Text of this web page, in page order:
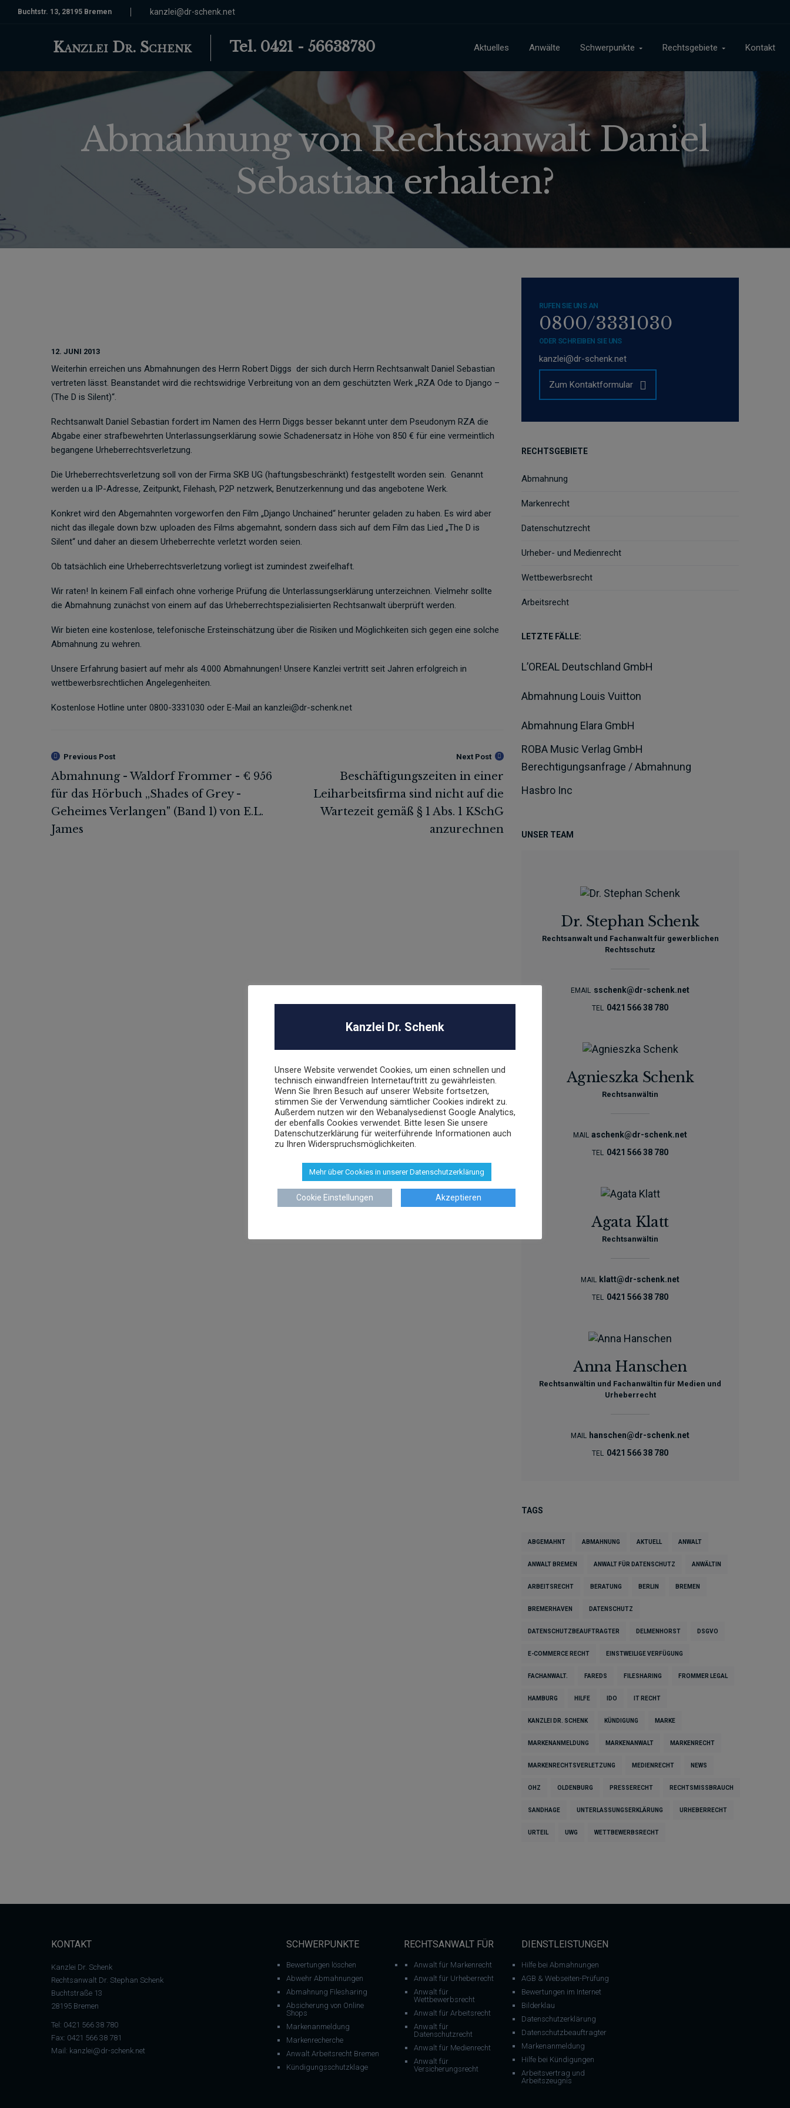
Buchtstr. 13, 28195 Bremen kanzlei@dr-schenk.net
Kanzlei Dr. Schenk Tel. 0421 - 56638780 Aktuelles Anwälte Schwerpunkte Rechtsgebiete Kontakt
Abmahnung von Rechtsanwalt Daniel
Sebastian erhalten?
12. JUNI 2013
Weiterhin erreichen uns Abmahnungen des Herrn Robert Diggs der sich durch Herrn Rechtsanwalt Daniel Sebastian
vertreten lässt. Beanstandet wird die rechtswidrige Verbreitung von an dem geschützten Werk „RZA Ode to Django –
(The D is Silent)“.
Rechtsanwalt Daniel Sebastian fordert im Namen des Herrn Diggs besser bekannt unter dem Pseudonym RZA die
Abgabe einer strafbewehrten Unterlassungserklärung sowie Schadenersatz in Höhe von 850 € für eine vermeintlich
begangene Urheberrechtsverletzung.
Die Urheberrechtsverletzung soll von der Firma SKB UG (haftungsbeschränkt) festgestellt worden sein. Genannt
werden u.a IP-Adresse, Zeitpunkt, Filehash, P2P netzwerk, Benutzerkennung und das angebotene Werk.
Konkret wird den Abgemahnten vorgeworfen den Film „Django Unchained“ herunter geladen zu haben. Es wird aber
nicht das illegale down bzw. uploaden des Films abgemahnt, sondern dass sich auf dem Film das Lied „The D is
Silent“ und daher an diesem Urheberrechte verletzt worden seien.
Ob tatsächlich eine Urheberrechtsverletzung vorliegt ist zumindest zweifelhaft.
Wir raten! In keinem Fall einfach ohne vorherige Prüfung die Unterlassungserklärung unterzeichnen. Vielmehr sollte
die Abmahnung zunächst von einem auf das Urheberrechtspezialisierten Rechtsanwalt überprüft werden.
Wir bieten eine kostenlose, telefonische Ersteinschätzung über die Risiken und Möglichkeiten sich gegen eine solche
Abmahnung zu wehren.
Unsere Erfahrung basiert auf mehr als 4.000 Abmahnungen! Unsere Kanzlei vertritt seit Jahren erfolgreich in
wettbewerbsrechtlichen Angelegenheiten.
Kostenlose Hotline unter 0800-3331030 oder E-Mail an kanzlei@dr-schenk.net
Previous Post Next Post
RUFEN SIE UNS AN
0800/3331030
ODER SCHREIBEN SIE UNS
kanzlei@dr-schenk.net
Zum Kontaktformular
RECHTSGEBIETE
Abmahnung
Markenrecht
Datenschutzrecht
Urheber- und Medienrecht
Wettbewerbsrecht
Arbeitsrecht
LETZTE FÄLLE:
L’OREAL Deutschland GmbH
Abmahnung Louis Vuitton
Abmahnung Elara GmbH
ROBA Music Verlag GmbH
Berechtigungsanfrage / Abmahnung
Hasbro Inc
UNSER TEAM
Dr. Stephan Schenk
Rechtsanwalt und Fachanwalt für gewerblichen
Rechtsschutz
EMAIL sschenk@dr-schenk.net
TEL 0421 566 38 780
Agnieszka Schenk
Rechtsanwältin
MAIL aschenk@dr-schenk.net
TEL 0421 566 38 780
Agata Klatt
Rechtsanwältin
MAIL klatt@dr-schenk.net
TEL 0421 566 38 780
Anna Hanschen
Rechtsanwältin und Fachanwältin für Medien und
Urheberrecht
MAIL hanschen@dr-schenk.net
TEL 0421 566 38 780
TAGS
ABGEMAHNT ABMAHNUNG AKTUELL ANWALT
ANWALT BREMEN ANWALT FÜR DATENSCHUTZ ANWÄLTIN
ARBEITSRECHT BERATUNG BERLIN BREMEN
BREMERHAVEN DATENSCHUTZ
DATENSCHUTZBEAUFTRAGTER DELMENHORST DSGVO
E-COMMERCE RECHT EINSTWEILIGE VERFÜGUNG
FACHANWALT. FAREDS FILESHARING FROMMER LEGAL
HAMBURG HILFE IDO IT RECHT
KANZLEI DR. SCHENK KÜNDIGUNG MARKE
MARKENANMELDUNG MARKENANWALT MARKENRECHT
MARKENRECHTSVERLETZUNG MEDIENRECHT NEWS
OHZ OLDENBURG PRESSERECHT RECHTSMISSBRAUCH
SANDHAGE UNTERLASSUNGSERKLÄRUNG URHEBERRECHT
URTEIL UWG WETTBEWERBSRECHT
KONTAKT
Kanzlei Dr. Schenk
Rechtsanwalt Dr. Stephan Schenk
Buchtstraße 13
28195 Bremen
Tel: 0421 566 38 780
Fax: 0421 566 38 781
Mail: kanzlei@dr-schenk.net
SCHWERPUNKTE
Bewertungen löschen
Abwehr Abmahnungen
Abmahnung Filesharing
Absicherung von Online
Shops
Markenanmeldung
Markenrecherche
Anwalt Arbeitsrecht Bremen
Kündigungsschutzklage
RECHTSANWALT FÜR
Anwalt für Markenrecht
Anwalt für Urheberrecht
Anwalt für
Wettbewerbsrecht
Anwalt für Arbeitsrecht
Anwalt für
Datenschutzrecht
Anwalt für Medienrecht
Anwalt für
Versicherungsrecht
DIENSTLEISTUNGEN
Hilfe bei Abmahnungen
AGB & Webseiten-Prüfung
Bewertungen im Internet
Bilderklau
Datenschutzerklärung
Datenschutzbeauftragter
Markenanmeldung
Hilfe bei Kündigungen
Arbeitsvertrag und
Arbeitszeugnis
Kanzlei Dr. Schenk
Unsere Website verwendet Cookies, um einen schnellen und
technisch einwandfreien Internetauftritt zu gewährleisten.
Wenn Sie Ihren Besuch auf unserer Website fortsetzen,
stimmen Sie der Verwendung sämtlicher Cookies indirekt zu.
Außerdem nutzen wir den Webanalysedienst Google Analytics,
der ebenfalls Cookies verwendet. Bitte lesen Sie unsere
Datenschutzerklärung für weiterführende Informationen auch
zu Ihren Widerspruchsmöglichkeiten.
Mehr über Cookies in unserer Datenschutzerklärung
Cookie Einstellungen Akzeptieren